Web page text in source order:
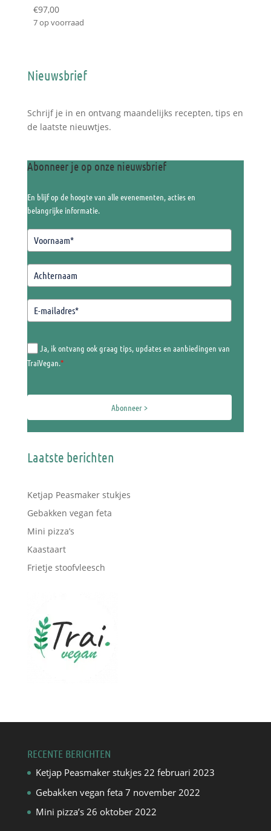
€97,00
7 op voorraad
Nieuwsbrief
Schrijf je in en ontvang maandelijks recepten, tips en
de laatste nieuwtjes.
Abonneer je op onze nieuwsbrief
En blijf op de hoogte van alle evenementen, acties en
belangrijke informatie.
Ja, ik ontvang ook graag tips, updates en aanbiedingen van
TraiVegan.*
Abonneer >
Laatste berichten
Ketjap Peasmaker stukjes
Gebakken vegan feta
Mini pizza’s
Kaastaart
Frietje stoofvleesch
RECENTE BERICHTEN
Ketjap Peasmaker stukjes 22 februari 2023
Gebakken vegan feta 7 november 2022
Mini pizza’s 26 oktober 2022